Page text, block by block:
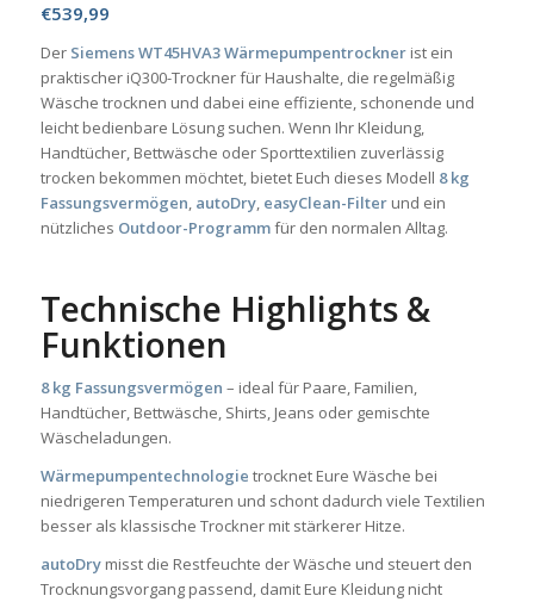
€539,99
Der Siemens WT45HVA3 Wärmepumpentrocknerist ein
praktischer iQ300-Trockner für Haushalte, die regelmäßig
Wäsche trocknen und dabei eine effiziente, schonende und
leicht bedienbare Lösung suchen. Wenn Ihr Kleidung,
Handtücher, Bettwäsche oder Sporttextilien zuverlässig
trocken bekommen möchtet, bietet Euch dieses Modell 8 kg
Fassungsvermögen, autoDry, easyClean-Filterund ein
nützliches Outdoor-Programmfür den normalen Alltag.
Technische Highlights &
Funktionen
8 kg Fassungsvermögen – ideal für Paare, Familien,
Handtücher, Bettwäsche, Shirts, Jeans oder gemischte
Wäscheladungen.
Wärmepumpentechnologie trocknet Eure Wäsche bei
niedrigeren Temperaturen und schont dadurch viele Textilien
besser als klassische Trockner mit stärkerer Hitze.
autoDrymisst die Restfeuchte der Wäsche und steuert den
Trocknungsvorgang passend, damit Eure Kleidung nicht